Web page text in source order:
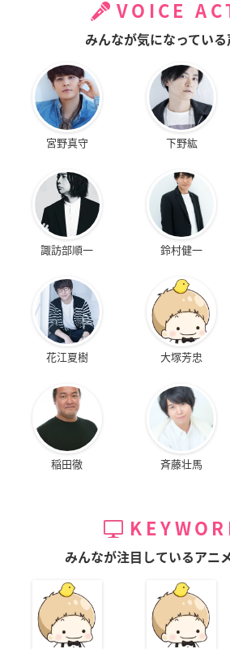
VOICE
みんなが気になっている
宮野真守 下野紘
諏訪部順一 鈴村健一
花江夏樹 大塚芳忠
稲田徹 斉藤壮馬
みんなが注目しているアニ